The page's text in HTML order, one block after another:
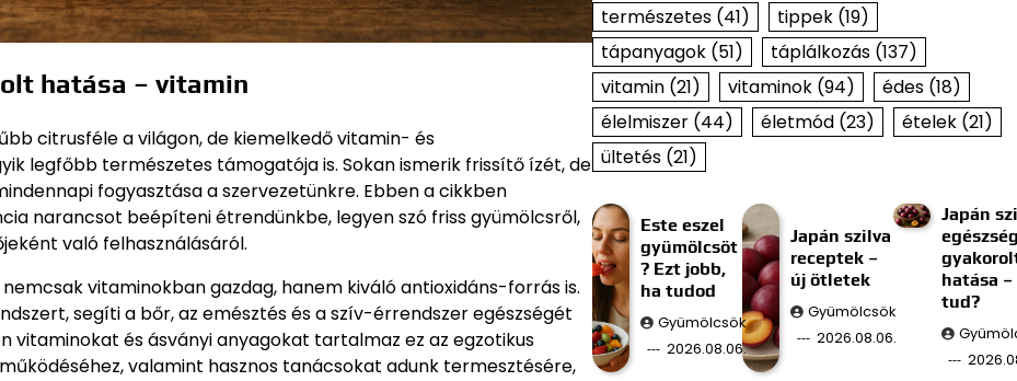
hatása – vitamin
citrusféle a világon, de kiemelkedő vitamin- és
legfőbb természetes támogatója is. Sokan ismerik frissítő ízét, de
fogyasztása a szervezetünkre. Ebben a cikkben
narancsot beépíteni étrendünkbe, legyen szó friss gyümölcsről,
való felhasználásáról.
vitaminokban gazdag, hanem kiváló antioxidáns-forrás is.
segíti a bőr, az emésztés és a szív-érrendszer egészségét
vitaminokat és ásványi anyagokat tartalmaz ez az egzotikus
valamint hasznos tanácsokat adunk termesztésére,
természetes(41) tippek(19)
tápanyagok(51) táplálkozás(137)
vitamin(21) vitaminok(94) édes(18)
élelmiszer(44) életmód(23) ételek(21)
ültetés(21)
Este eszel
gyümölcsöt
? Ezt jobb,
ha tudod
Gyümölcsök
2026.08.06.
Japán szilva
receptek –
új ötletek
Gyümölcsök
2026.08.06.
Japán
hatása
tud?